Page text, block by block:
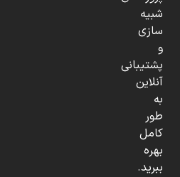
شبیه
سازی
و
پشتیبانی
آنلاین
به
طور
کامل
بهره
ببرید.